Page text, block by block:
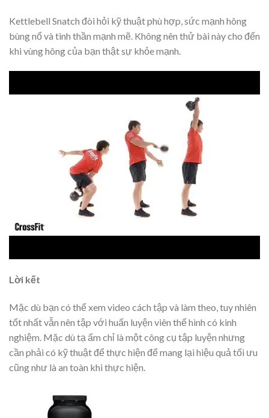
Kettlebell Snatch đòi hỏi kỹ thuật phù hợp, sức mạnh hông
bùng nổ và tinh thần mạnh mẽ. Không nên thử bài này cho đến
khi vùng hông của bạn thật sự khỏe mạnh.
Lời kết
Mặc dù bạn có thể xem video cách tập và làm theo, tuy nhiên
tốt nhất vẫn nên tập với huấn luyện viên thể hình có kinh
nghiệm. Mặc dù tạ ấm chỉ là một công cụ tập luyện nhưng
cần phải có kỹ thuật để thực hiện để mang lại hiệu quả tối ưu
cũng như là an toàn khi thực hiện.